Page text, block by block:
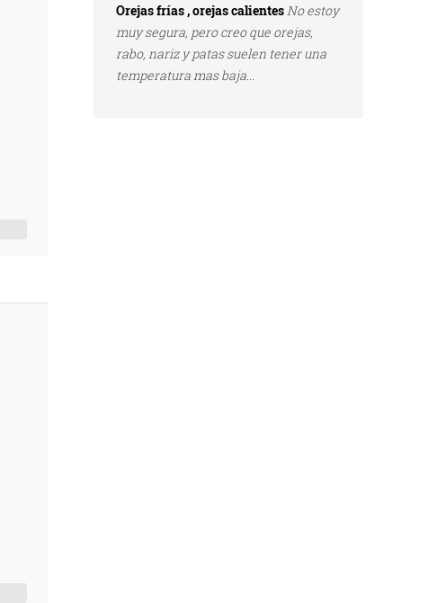
Orejas frías , orejas calientesNo estoy
muy segura, pero creo que orejas,
rabo, nariz y patas suelen tener una
temperatura mas baja...